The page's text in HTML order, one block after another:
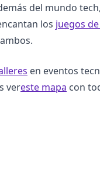
del mundo
los juegos
en eventos
vereste mapa con